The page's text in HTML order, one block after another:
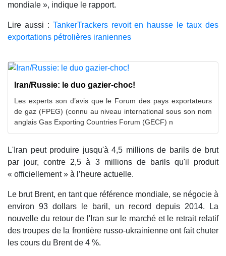
mondiale », indique le rapport.
Lire aussi : TankerTrackers revoit en hausse le taux des
exportations pétrolières iraniennes
Iran/Russie: le duo gazier-choc!
Les experts son d’avis que le Forum des pays exportateurs
de gaz (FPEG) (connu au niveau international sous son nom
anglais Gas Exporting Countries Forum (GECF) n
L'Iran peut produire jusqu'à 4,5 millions de barils de brut
par jour, contre 2,5 à 3 millions de barils qu'il produit
« officiellement » à l’heure actuelle.
Le brut Brent, en tant que référence mondiale, se négocie à
environ 93 dollars le baril, un record depuis 2014. La
nouvelle du retour de l'Iran sur le marché et le retrait relatif
des troupes de la frontière russo-ukrainienne ont fait chuter
les cours du Brent de 4 %.